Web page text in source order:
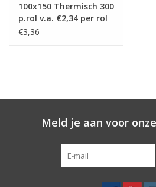
100x150 Thermisch 300
p.rol v.a. €2,34 per rol
€3,36
Meld je aan voor